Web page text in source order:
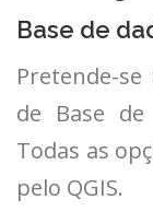
Base de
Pretende-
de Base de
Todas as
pelo QGIS.